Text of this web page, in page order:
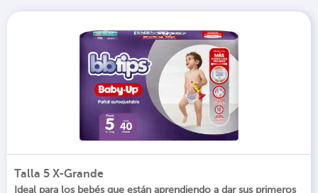
Talla 5 X-Grande
Ideal para los bebés que están aprendiendo a dar sus primeros